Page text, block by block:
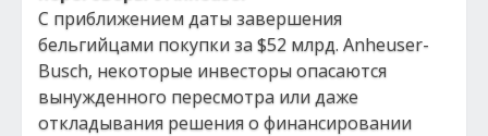
С приближением даты завершения
бельгийцами покупки за $52 млрд. Anheuser-
Busch, некоторые инвесторы опасаются
вынужденного пересмотра или даже
откладывания решения о финансировании